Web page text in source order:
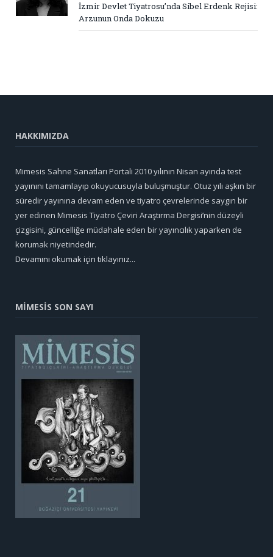
İzmir Devlet Tiyatrosu’nda Sibel Erdenk Rejisi:
Arzunun Onda Dokuzu
HAKKIMIZDA
Mimesis Sahne Sanatları Portali 2010 yılının Nisan ayında test
yayınını tamamlayıp okuyucusuyla buluşmuştur. Otuz yılı aşkın bir
süredir yayınına devam eden ve tiyatro çevrelerinde saygın bir
yer edinen Mimesis Tiyatro Çeviri Araştırma Dergisi’nin düzeyli
çizgisini, güncelliğe müdahale eden bir yayıncılık yaparken de
korumak niyetindedir.
Devamını okumak için tıklayınız...
MİMESİS SON SAYI